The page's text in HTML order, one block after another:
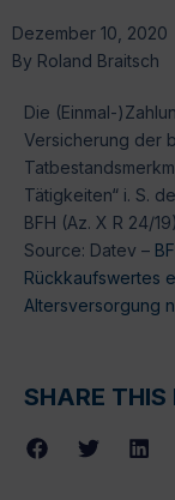
Dezember 10, 2020
By Roland Braitsch
Die (Einmal-
Versicherung der
Tätigkeiten“ i. S.
BFH (Az. X R 24/
Source: Datev –
Rückkaufswertes
Altersversorgung
SHARE THIS